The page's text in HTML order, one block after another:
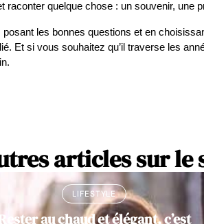
raconter quelque chose : un souvenir, une
posant les bonnes questions et en
Et si vous souhaitez qu’il traverse les
articles sur le
LIFESTYLE
au chaud et élégant, c’est